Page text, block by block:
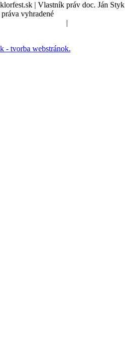
| Vlastník práv doc. Ján Styk
vyhradené
|
- tvorba webstránok.